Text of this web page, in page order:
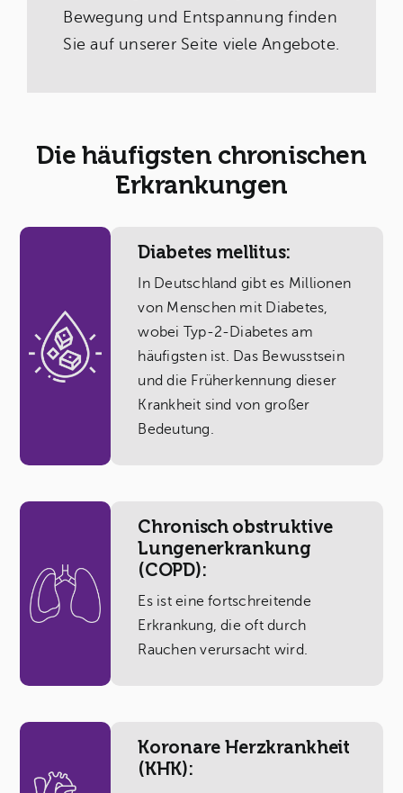
Bewegung und Entspannung finden
Sie auf unserer Seite viele Angebote.
Die häufigsten chronischen
Erkrankungen
Diabetes mellitus:
In Deutschland gibt es Millionen
von Menschen mit Diabetes,
wobei Typ-2-Diabetes am
häufigsten ist. Das Bewusstsein
und die Früherkennung dieser
Krankheit sind von großer
Bedeutung.
Chronisch obstruktive
Lungenerkrankung
(COPD):
Es ist eine fortschreitende
Erkrankung, die oft durch
Rauchen verursacht wird.
Koronare Herzkrankheit
(KHK):